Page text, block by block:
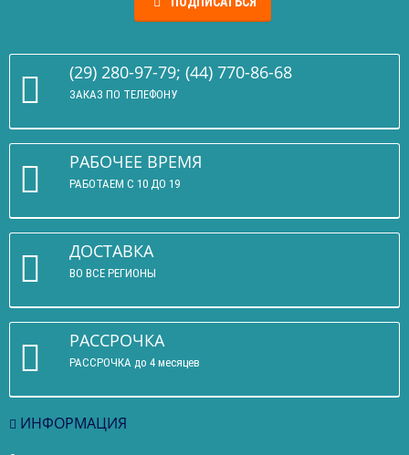
(29) 280-97-79; (44) 770-86-68
ЗАКАЗ ПО ТЕЛЕФОНУ
РАБОЧЕЕ ВРЕМЯ
РАБОТАЕМ С 10 ДО 19
ДОСТАВКА
ВО ВСЕ РЕГИОНЫ
РАССРОЧКА
РАССРОЧКА до 4 месяцев
ИНФОРМАЦИЯ